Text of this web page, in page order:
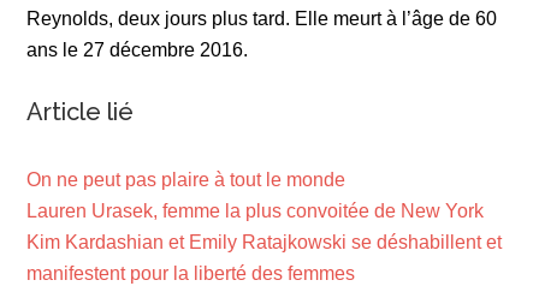
Reynolds, deux jours plus tard. Elle meurt à l’âge de 60
ans le 27 décembre 2016.
Article lié
On ne peut pas plaire à tout le monde
Lauren Urasek, femme la plus convoitée de New York
Kim Kardashian et Emily Ratajkowski se déshabillent et
manifestent pour la liberté des femmes